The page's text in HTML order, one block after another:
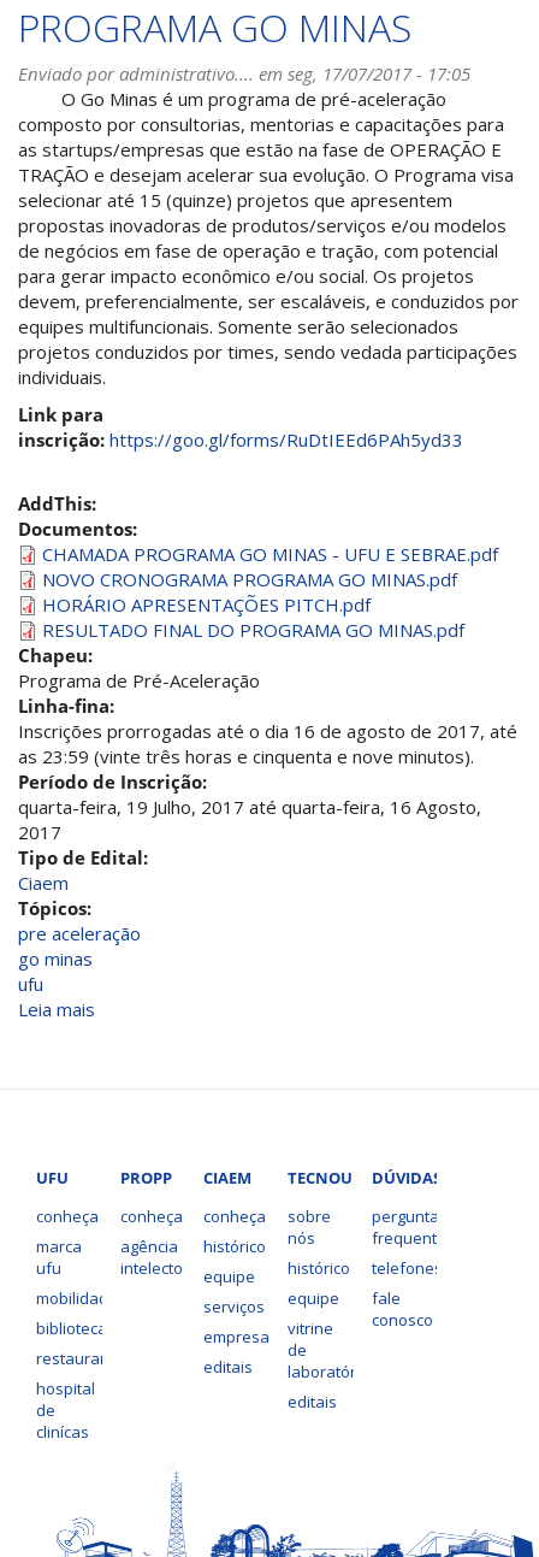
PROGRAMA GO MINAS
Enviado poradministrativo.... em seg, 17/07/2017 - 17:05
O Go Minas é um programa de pré-aceleração
composto por consultorias, mentorias e capacitações para
as startups/empresas que estão na fase de OPERAÇÃO E
TRAÇÃO e desejam acelerar sua evolução. O Programa visa
selecionar até 15 (quinze) projetos que apresentem
propostas inovadoras de produtos/serviços e/ou modelos
de negócios em fase de operação e tração, com potencial
para gerar impacto econômico e/ou social. Os projetos
devem, preferencialmente, ser escaláveis, e conduzidos por
equipes multifuncionais. Somente serão selecionados
projetos conduzidos por times, sendo vedada participações
individuais.
Link para
inscrição: https://goo.gl/forms/RuDtIEEd6PAh5yd33
AddThis:
Documentos:
CHAMADA PROGRAMA GO MINAS - UFU E SEBRAE.pdf
NOVO CRONOGRAMA PROGRAMA GO MINAS.pdf
HORÁRIO APRESENTAÇÕES PITCH.pdf
RESULTADO FINAL DO PROGRAMA GO MINAS.pdf
Chapeu:
Programa de Pré-Aceleração
Linha-fina:
Inscrições prorrogadas até o dia 16 de agosto de 2017, até
as 23:59 (vinte três horas e cinquenta e nove minutos).
Período de Inscrição:
quarta-feira, 19 Julho, 2017 até quarta-feira, 16 Agosto,
2017
Tipo de Edital:
Ciaem
Tópicos:
pre aceleração
go minas
ufu
Leia mais
MINAS
UFU
conheça
marca
ufu
mobilidade
bibliotecas
restaurantes
hospital
de
clinícas
PROPP
conheça
agência
intelecto
CIAEM
conheça
histórico
equipe
serviços
empresas
editais
TECNOUFU
sobre
nós
histórico
equipe
vitrine
de
laboratórios
editais
DÚVIDAS?
perguntas
frequentes
telefones
fale
conosco